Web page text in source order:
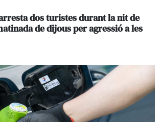
dos turistes durant la nit de
de dijous per agressió a les